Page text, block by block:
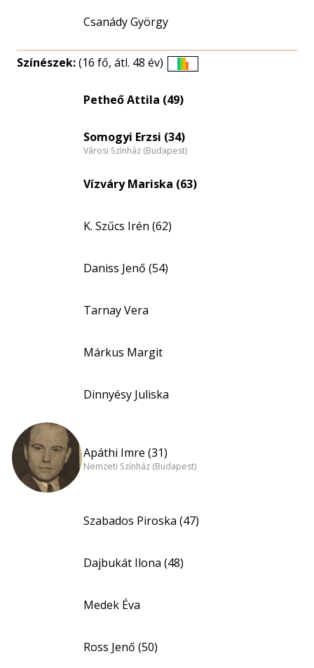
Csanády György
Színészek:(16 fő, átl. 48 év)
eloszlás
Petheő Attila (49)
Somogyi Erzsi (34)
Városi Színház (Budapest)
Vízváry Mariska (63)
K. Szűcs Irén (62)
Daniss Jenő (54)
Tarnay Vera
Márkus Margit
Dinnyésy Juliska
Apáthi Imre (31)
Nemzeti Színház (Budapest)
Szabados Piroska (47)
Dajbukát Ilona (48)
Medek Éva
Ross Jenő (50)